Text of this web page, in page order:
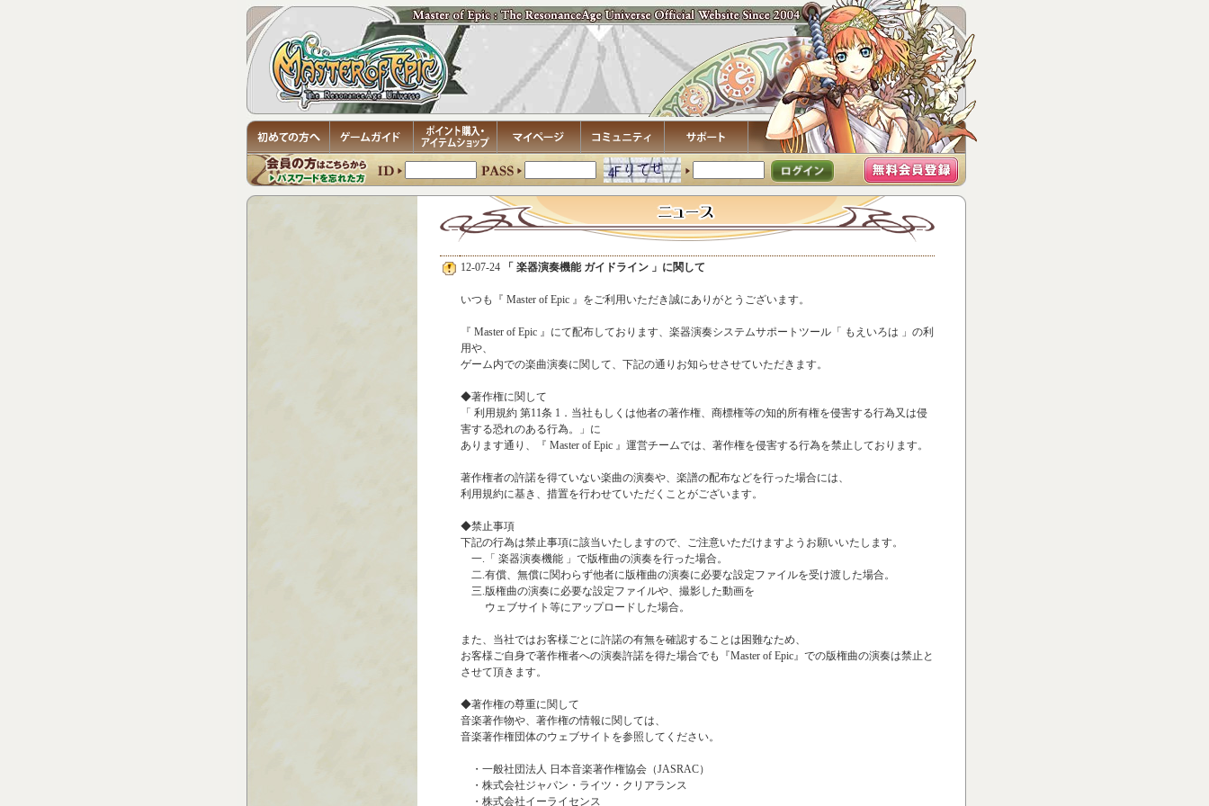
12-07-24 「 楽器演奏機能 ガイドライン 」に関して
いつも『 Master of Epic 』をご利用いただき誠にありがとうございます。
『 Master of Epic 』にて配布しております、楽器演奏システムサポートツール「 もえいろは 」の利
用や、
ゲーム内での楽曲演奏に関して、下記の通りお知らせさせていただきます。
◆著作権に関して
「 利用規約 第11条 1．当社もしくは他者の著作権、商標権等の知的所有権を侵害する行為又は侵
害する恐れのある行為。」に
あります通り、『 Master of Epic 』運営チームでは、著作権を侵害する行為を禁止しております。
著作権者の許諾を得ていない楽曲の演奏や、楽譜の配布などを行った場合には、
利用規約に基き、措置を行わせていただくことがございます。
◆禁止事項
下記の行為は禁止事項に該当いたしますので、ご注意いただけますようお願いいたします。
一.「 楽器演奏機能 」で版権曲の演奏を行った場合。
二.有償、無償に関わらず他者に版権曲の演奏に必要な設定ファイルを受け渡した場合。
三.版権曲の演奏に必要な設定ファイルや、撮影した動画を
ウェブサイト等にアップロードした場合。
また、当社ではお客様ごとに許諾の有無を確認することは困難なため、
お客様ご自身で著作権者への演奏許諾を得た場合でも『Master of Epic』での版権曲の演奏は禁止と
させて頂きます。
◆著作権の尊重に関して
音楽著作物や、著作権の情報に関しては、
音楽著作権団体のウェブサイトを参照してください。
・一般社団法人 日本音楽著作権協会（JASRAC）
・株式会社ジャパン・ライツ・クリアランス
・株式会社イーライセンス